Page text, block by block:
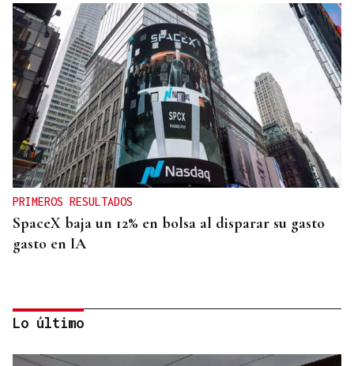
PRIMEROS RESULTADOS
SpaceX baja un 12% en bolsa al disparar su gasto
gasto en IA
Lo último